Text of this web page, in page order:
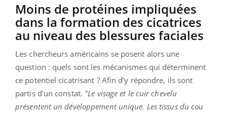
Moins de protéines impliquées
dans la formation des cicatrices
au niveau des blessures faciales
Les chercheurs américains se posent alors une
question : quels sont les mécanismes qui déterminent
ce potentiel cicatrisant ? Afin d’y répondre, ils sont
partis d’un constat. "Le visage et le cuir chevelu
présentent un développement unique. Les tissus du cou